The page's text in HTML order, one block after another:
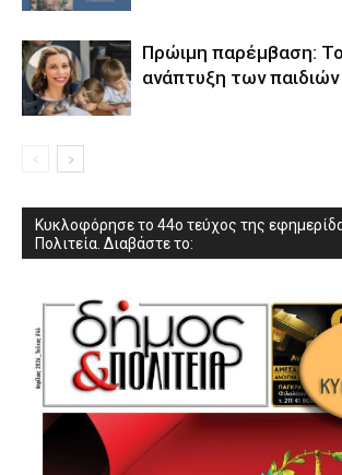
Πρώιμη παρέμβαση: Το
ανάπτυξη των
Κυκλοφόρησε το 44ο τεύχος της
Πολιτεία. Διαβάστε το: